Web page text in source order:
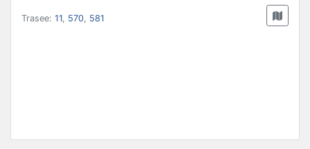
Trasee: 11, 570, 581